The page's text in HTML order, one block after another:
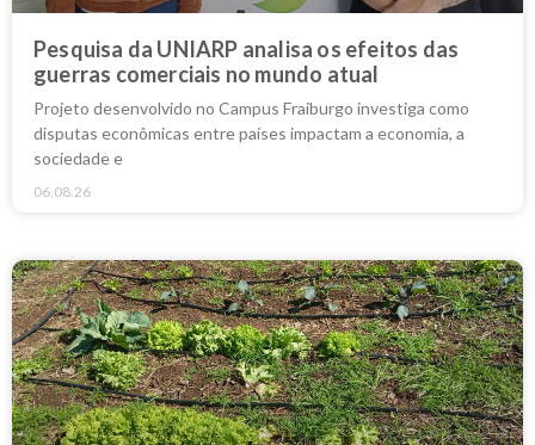
Pesquisa da UNIARP analisa os efeitos das
guerras comerciais no mundo atual
Projeto desenvolvido no Campus Fraiburgo investiga como
disputas econômicas entre países impactam a economia, a
sociedade e
06.08.26